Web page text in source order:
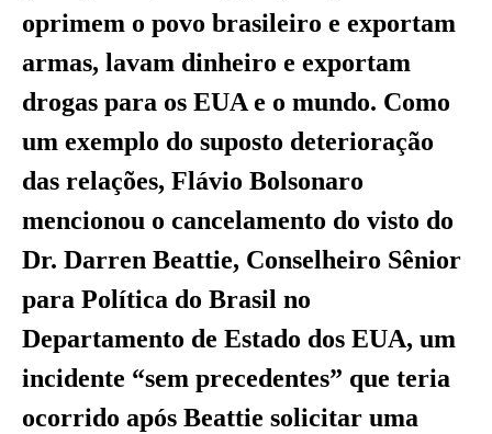
oprimem o povo brasileiro e exportam
armas, lavam dinheiro e exportam
drogas para os EUA e o mundo. Como
um exemplo do suposto deterioração
das relações, Flávio Bolsonaro
mencionou o cancelamento do visto do
Dr. Darren Beattie, Conselheiro Sênior
para Política do Brasil no
Departamento de Estado dos EUA, um
incidente “sem precedentes” que teria
ocorrido após Beattie solicitar uma